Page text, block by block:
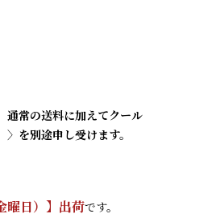
通常の送料に加えてクール
を別途申し受けます。
日） 】出荷です。